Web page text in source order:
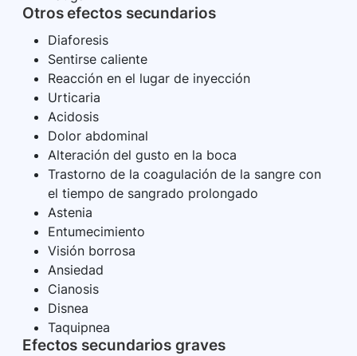
Otros efectos secundarios
Diaforesis
Sentirse caliente
Reacción en el lugar de inyección
Urticaria
Acidosis
Dolor abdominal
Alteración del gusto en la boca
Trastorno de la coagulación de la sangre con
el tiempo de sangrado prolongado
Astenia
Entumecimiento
Visión borrosa
Ansiedad
Cianosis
Disnea
Taquipnea
Efectos secundarios graves